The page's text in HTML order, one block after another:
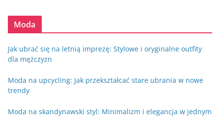
Moda
Jak ubrać się na letnią imprezę: Stylowe i oryginalne outfity
dla mężczyzn
Moda na upcycling: Jak przekształcać stare ubrania w nowe
trendy
Moda na skandynawski styl: Minimalizm i elegancja w jednym